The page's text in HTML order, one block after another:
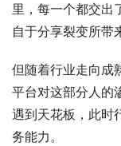
里，每一个都交出
自于分享裂变所带
但随着行业走向成
平台对这部分人的
遇到天花板，此时
务能力。